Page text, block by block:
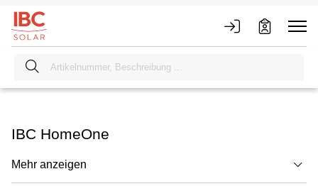
IBC HomeOne
Mehr anzeigen